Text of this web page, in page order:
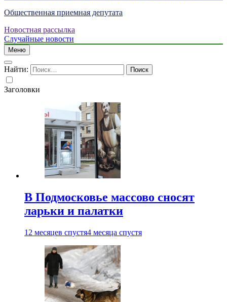
Общественная приемная депутата
Новостная рассылка
Случайные новости
Меню
Найти:
Заголовки
В Подмосковье массово сносят
ларьки и палатки
12 месяцев спустя4 месяца спустя